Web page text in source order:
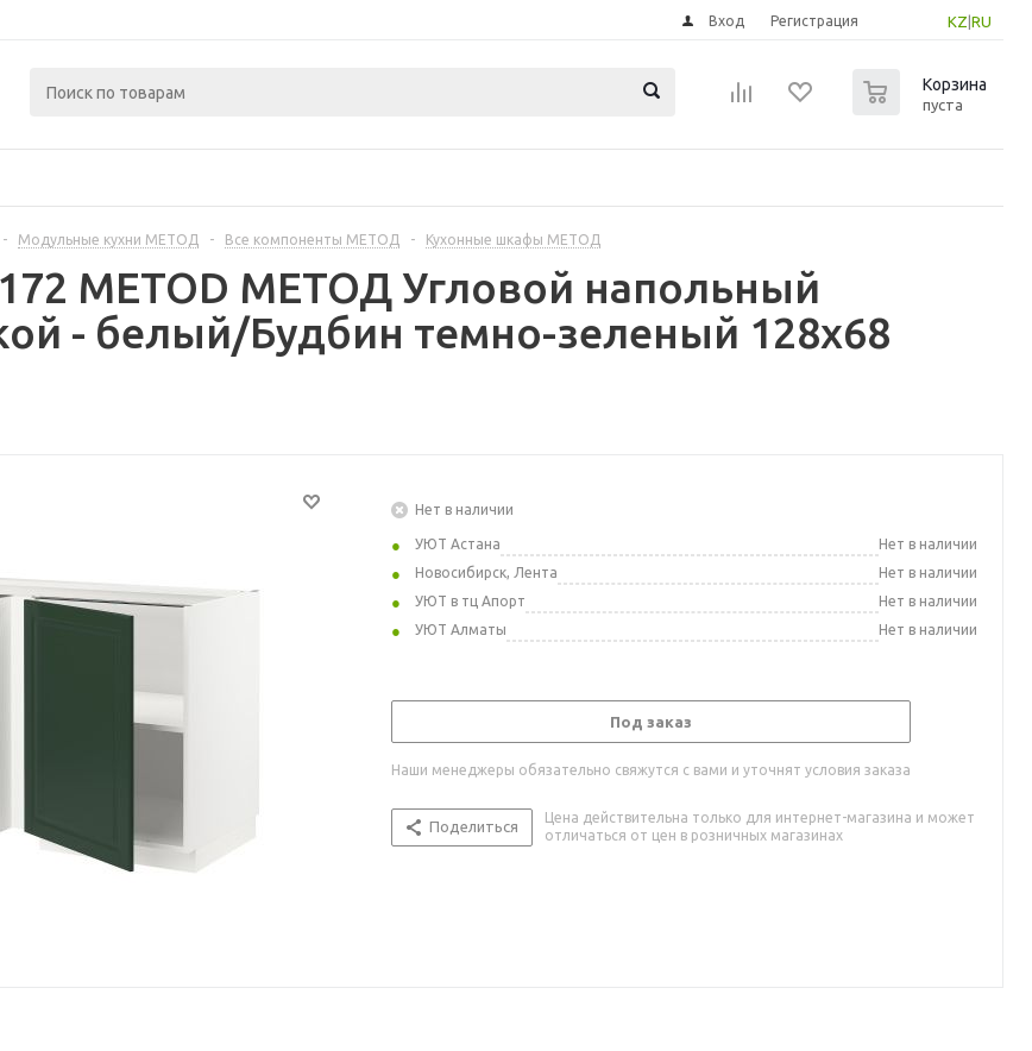
KZ RU
Вход Регистрация
Корзина
пуста
- Модульные кухни МЕТОД - Все компоненты МЕТОД - Кухонные шкафы МЕТОД
METOD МЕТОД Угловой напольный
- белый/Будбин темно-зеленый 128x68
Нет в наличии
УЮТ Астана
Нет в наличии
Новосибирск, Лента
Нет в наличии
УЮТ в тц Апорт
Нет в наличии
УЮТ Алматы
Нет в наличии
Под заказ
Наши менеджеры обязательно свяжутся с вами и уточнят условия заказа
Поделиться
Цена действительна только для интернет-магазина и может
отличаться от цен в розничных магазинах